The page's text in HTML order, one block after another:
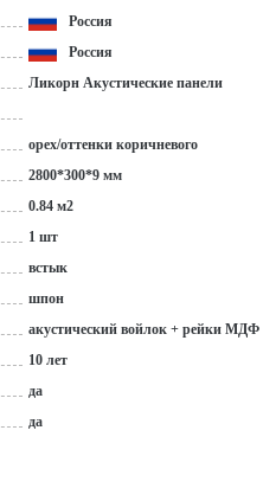
Россия
Россия
Ликорн Акустические панели
орех/оттенки коричневого
2800*300*9 мм
0.84 м2
1 шт
встык
шпон
акустический войлок + рейки МДФ
10 лет
да
да